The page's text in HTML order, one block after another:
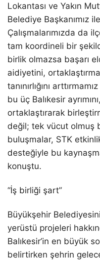
Lokantası ve Yakın
Belediye Başkanımız
Çalışmalarımızda da
tam koordineli bir
birlik olmazsa başarı
aidiyetini,
tanınırlığını
bu üç Balıkesir
ortaklaştırarak
değil; tek vücut olmuş
buluşmalar, STK
desteğiyle bu
konuştu.
“İş birliği şart”
Büyükşehir
yerüstü projeleri
Balıkesir’in en büyük
belirtirken şehrin